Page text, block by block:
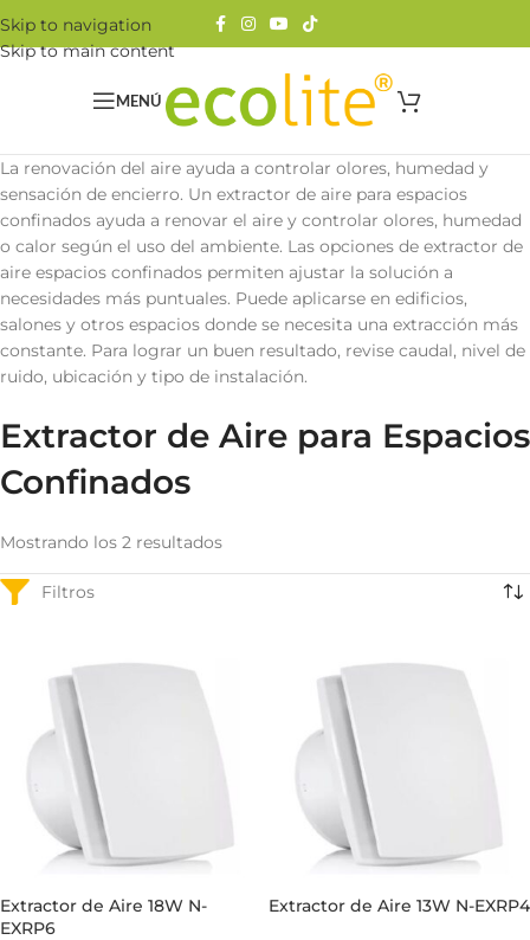
Skip to navigation
Skip to main content
MENÚ
La renovación del aire ayuda a controlar olores, humedad y
sensación de encierro. Un extractor de aire para espacios
confinados ayuda a renovar el aire y controlar olores, humedad
o calor según el uso del ambiente. Las opciones de extractor de
aire espacios confinados permiten ajustar la solución a
necesidades más puntuales. Puede aplicarse en edificios,
salones y otros espacios donde se necesita una extracción más
constante. Para lograr un buen resultado, revise caudal, nivel de
ruido, ubicación y tipo de instalación.
Extractor de Aire para Espacios
Confinados
Mostrando los 2 resultados
Extractor de Aire 18W N-
EXRP6
Extractor de Aire 13W N-EXRP4